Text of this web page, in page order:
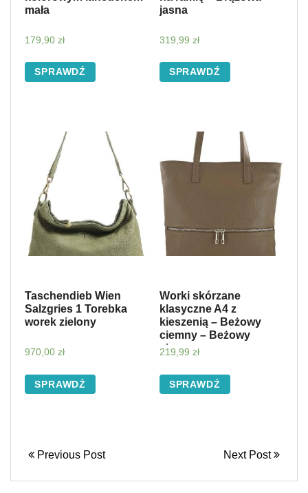
mała
179,90 zł
SPRAWDŹ
jasna
319,99 zł
SPRAWDŹ
Taschendieb Wien
Salzgries 1 Torebka
worek zielony
970,00 zł
SPRAWDŹ
Worki skórzane
klasyczne A4 z
kieszenią – Beżowy
ciemny – Beżowy
ciemny
219,99 zł
SPRAWDŹ
Previous Post Next Post